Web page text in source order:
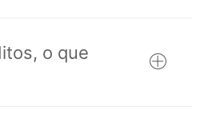
o que